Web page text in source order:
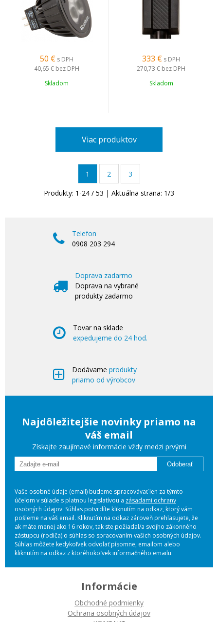
50 € s DPH
40,65 € bez DPH
Skladom
333 € s DPH
270,73 € bez DPH
Skladom
Viac produktov
1 2 3
Produkty: 1 -24 / 53 | Aktuálna strana: 1/3
Telefon
0908 203 294
Doprava zadarmo
Doprava na vybrané
produkty zadarmo
Tovar na sklade
expedujeme do 24 hod.
Dodávame produkty
priamo od výrobcov
Najdôležitejšie novinky priamo na
váš email
Získajte zaujímavé informácie vždy medzi prvými
Odoberať
Vaše osobné údaje (email) budeme spracovávať len za týmto
účelom v súlade s platnou legislatívou a zásadami ochrany
osobných údajov. Súhlas potvrdíte kliknutím na odkaz, ktorý vám
pošleme na váš email. Kliknutím na odkaz zároveň prehlasujete, že
ak máte menej ako 16 rokov, tak ste požiadal/a svojho zákonného
zástupcu (rodiča) o súhlas so spracovaním vašich osobných údajov.
Súhlas môžete kedykoľvek odvolať písomne, emailom alebo
kliknutím na odkaz z ktoréhokoľvek informačného emailu.
Informácie
Obchodné podmienky
Ochrana osobných údajov